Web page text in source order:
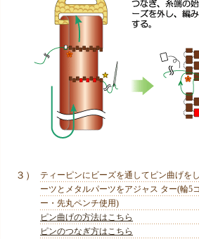
３）
ティーピンにビーズを通してピン曲げを
ーツとメタルパーツをアジャス ター(輪5
ー・先丸ペンチ使用)
ピン曲げの方法はこちら
ピンのつなぎ方はこちら